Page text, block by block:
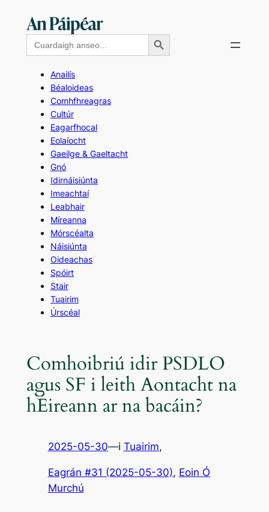
contentSearch
for:
Search Button
Anailís
Béaloideas
Comhfhreagras
Cultúr
Eagarfhocal
Eolaíocht
Gaeilge & Gaeltacht
Gnó
Idirnáisiúnta
Imeachtaí
Leabhair
Míreanna
Mórscéalta
Náisiúnta
Oideachas
Spóirt
Stair
Tuairim
Úrscéal
Comhoibriú idir PSDLO
agus SF i leith Aontacht na
hÉireann ar na bacáin?
2025-05-30—i Tuairim,
Eagrán #31 (2025-05-30), Eoin Ó
Murchú